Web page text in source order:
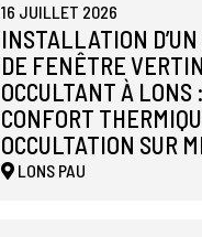
16 JUILLET 2026
INSTALLATION D’UN
DE FENÊTRE
OCCULTANT À LONS :
CONFORT
OCCULTATION SUR
LONS PAU